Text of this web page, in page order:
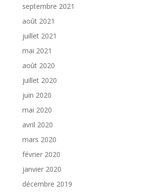
septembre 2021
août 2021
juillet 2021
mai 2021
août 2020
juillet 2020
juin 2020
mai 2020
avril 2020
mars 2020
février 2020
janvier 2020
décembre 2019